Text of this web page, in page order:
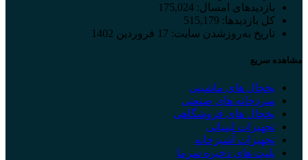
بازدیدهای امسال: 175,024
کل بازدیدها: 515,179
تاریخ به‌روزشدن سایت: 17 فروردین 1402
مشاهده سریع
یخچال های ماشینی
سردخانه های صنعتی
یخچال های فروشگاهی
تجهیزات لبنیاتی
تجهیزات آشپزخانه
پلیت های ذخیره سرما